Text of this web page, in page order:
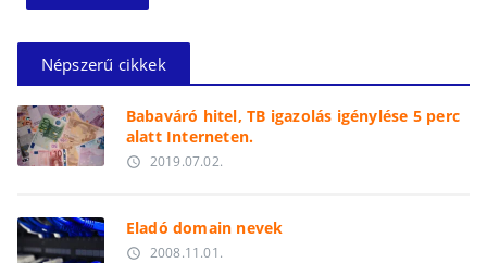
Népszerű cikkek
Babaváró hitel, TB igazolás igénylése 5 perc
alatt Interneten.
access_time 2019.07.02.
Eladó domain nevek
access_time 2008.11.01.